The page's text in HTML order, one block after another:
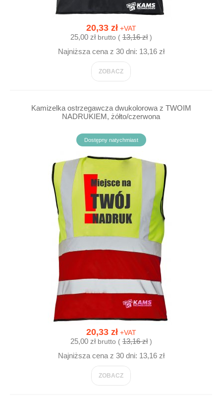
20,33 zł+VAT
25,00 złbrutto (13,16 zł)
Najniższa cena z 30 dni: 13,16 zł
ZOBACZ
Kamizelka ostrzegawcza dwukolorowa z TWOIM
NADRUKIEM, żółto/czerwona
Dostępny natychmiast
20,33 zł+VAT
25,00 złbrutto (13,16 zł)
Najniższa cena z 30 dni: 13,16 zł
ZOBACZ